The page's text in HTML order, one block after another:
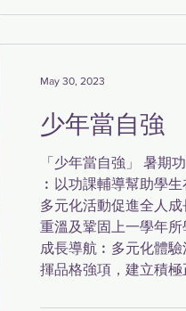
少年當自強
「少年當自強」 暑期
︰以功課輔導幫助學
多元化活動促進全人成
重溫及鞏固上一學年
成長導航︰多元化體
揮品格強項，建立積
May 30, 2023